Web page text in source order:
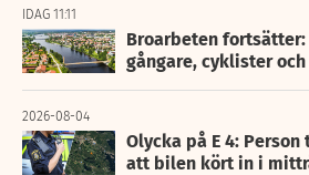
IDAG 11:11
Broarbeten fortsätter:
gångare, cyklister
2026-08-04
Olycka på E 4:
att bilen kört in i